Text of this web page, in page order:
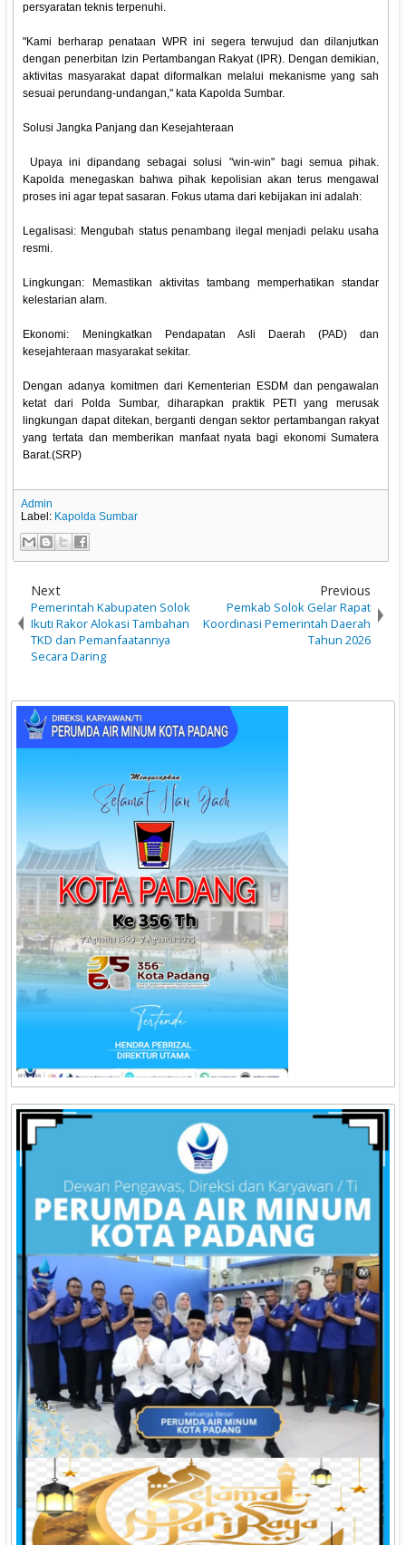
persyaratan teknis terpenuhi.
‎"Kami berharap penataan WPR ini segera terwujud dan dilanjutkan
dengan penerbitan Izin Pertambangan Rakyat (IPR). Dengan demikian,
aktivitas masyarakat dapat diformalkan melalui mekanisme yang sah
sesuai perundang-undangan," kata Kapolda Sumbar.
‎Solusi Jangka Panjang dan Kesejahteraan
‎ Upaya ini dipandang sebagai solusi "win-win" bagi semua pihak.
Kapolda menegaskan bahwa pihak kepolisian akan terus mengawal
proses ini agar tepat sasaran. Fokus utama dari kebijakan ini adalah:
‎Legalisasi: Mengubah status penambang ilegal menjadi pelaku usaha
resmi.
‎Lingkungan: Memastikan aktivitas tambang memperhatikan standar
kelestarian alam.
‎Ekonomi: Meningkatkan Pendapatan Asli Daerah (PAD) dan
kesejahteraan masyarakat sekitar.
‎Dengan adanya komitmen dari Kementerian ESDM dan pengawalan
ketat dari Polda Sumbar, diharapkan praktik PETI yang merusak
lingkungan dapat ditekan, berganti dengan sektor pertambangan rakyat
yang tertata dan memberikan manfaat nyata bagi ekonomi Sumatera
Barat.(SRP)
Admin
Label: Kapolda Sumbar
Next
Pemerintah Kabupaten Solok
Ikuti Rakor Alokasi Tambahan
TKD dan Pemanfaatannya
Secara Daring
Previous
Pemkab Solok Gelar Rapat
Koordinasi Pemerintah Daerah
Tahun 2026